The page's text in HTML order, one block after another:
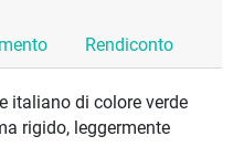
Rendiconto
italiano di colore verde
rigido, leggermente